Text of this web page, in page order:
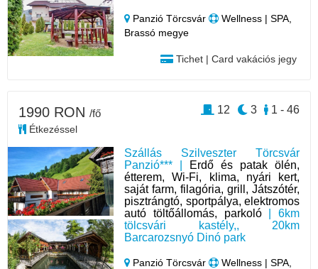
Panzió Törcsvár
Wellness | SPA,
Brassó megye
Tichet | Card vakációs jegy
Szállás Szilveszter Törcsvár
Panzió*** |
Erdő és patak ölén,
étterem, Wi-Fi, klima, nyári kert,
saját farm, filagória, grill, Játszótér,
pisztrángtó, sportpálya, elektromos
autó töltőállomás, parkoló| 6km
tölcsvári kastély,, 20km
Barcarozsnyó Dinó park
Panzió Törcsvár
Wellness | SPA,
1990 RON /fő
Étkezéssel
1 - 46
3
12